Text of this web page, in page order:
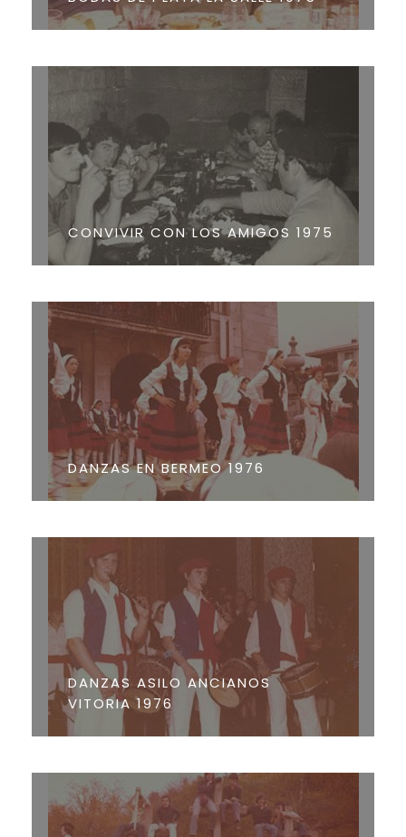
CONVIVIR CON LOS AMIGOS 1975
DANZAS EN BERMEO 1976
DANZAS ASILO ANCIANOS
VITORIA 1976